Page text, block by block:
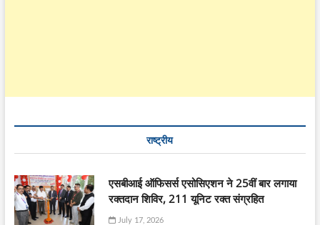
राष्ट्रीय
एसबीआई ऑफिसर्स एसोसिएशन ने 25वीं बार लगाया
रक्तदान शिविर, 211 यूनिट रक्त संग्रहित
July 17, 2026